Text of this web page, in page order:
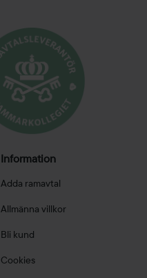
Information
Adda ramavtal
Allmänna villkor
Bli kund
Cookies